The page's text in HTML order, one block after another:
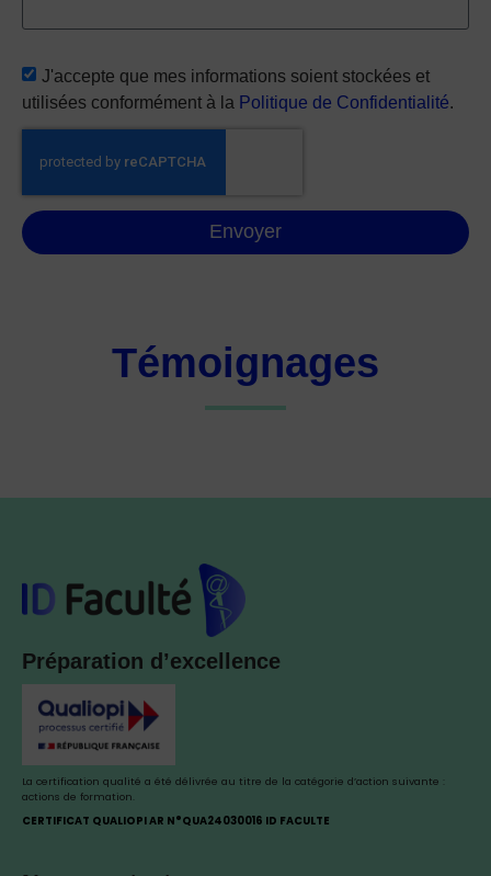
J'accepte que mes informations soient stockées et
utilisées conformément à la Politique de Confidentialité.
Envoyer
Témoignages
Préparation d’excellence
La certification qualité a été délivrée au titre de la catégorie d’action suivante :
actions de formation.
CERTIFICAT QUALIOPI AR N°QUA24030016 ID FACULTE